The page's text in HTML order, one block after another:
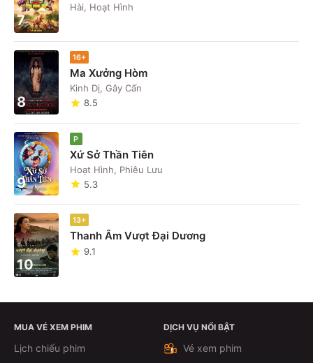
7
Hài, Hoạt Hình
8
16+
Ma Xưởng Hòm
Kinh Dị, Gây Cấn
8.5
9
P
Xứ Sở Thần Tiên
Hoạt Hình, Phiêu Lưu
5.3
10
13+
Thanh Âm Vượt Đại Dương
9.1
MUA VÉ XEM PHIM
Lịch chiếu phim
DỊCH VỤ NỔI BẬT
Vé xem phim